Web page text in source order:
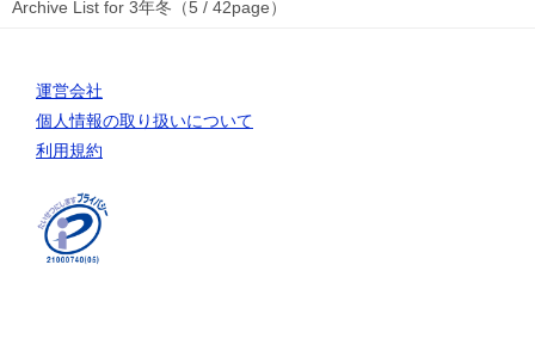
Archive List for 3年冬（5 / 42page）
運営会社
個人情報の取り扱いについて
利用規約